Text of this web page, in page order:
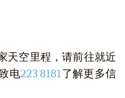
天空里程，请前往就近
电223 8181了解更多信